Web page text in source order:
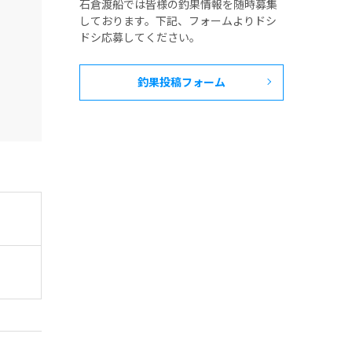
石倉渡船では皆様の釣果情報を随時募集
しております。下記、フォームよりドシ
ドシ応募してください。
釣果投稿フォーム